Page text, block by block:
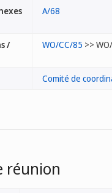
A/68
/
WO/CC/85 >>
Comité de
réunion